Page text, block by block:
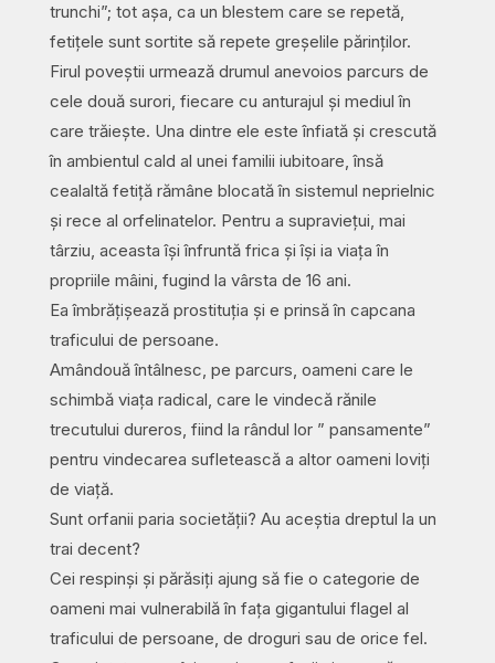
trunchi”; tot așa, ca un blestem care se repetă,
fetițele sunt sortite să repete greșelile părinților.
Firul poveștii urmează drumul anevoios parcurs de
cele două surori, fiecare cu anturajul și mediul în
care trăiește. Una dintre ele este înfiată și crescută
în ambientul cald al unei familii iubitoare, însă
cealaltă fetiță rămâne blocată în sistemul neprielnic
și rece al orfelinatelor. Pentru a supraviețui, mai
târziu, aceasta își înfruntă frica și își ia viața în
propriile mâini, fugind la vârsta de 16 ani.
Ea îmbrățișează prostituția și e prinsă în capcana
traficului de persoane.
Amândouă întâlnesc, pe parcurs, oameni care le
schimbă viața radical, care le vindecă rănile
trecutului dureros, fiind la rândul lor ” pansamente”
pentru vindecarea sufletească a altor oameni loviți
de viață.
Sunt orfanii paria societății? Au aceștia dreptul la un
trai decent?
Cei respinși și părăsiți ajung să fie o categorie de
oameni mai vulnerabilă în fața gigantului flagel al
traficului de persoane, de droguri sau de orice fel.